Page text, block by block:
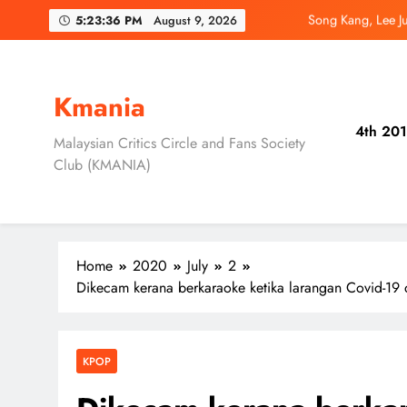
5:23:38 PM August 9, 2026
Song Kang, Lee
Daripada Saingan
Song Kang, Lee
Kmania
Malaysian Critics Circle and Fans Society
Club (KMANIA)
4th
Home 2020 July
2
Dikecam kerana berkaraoke ketika larangan Covid-
KPOP